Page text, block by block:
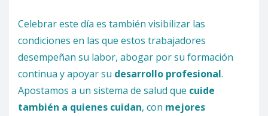
Celebrar este día es también visibilizar las
condiciones en las que estos trabajadores
desempeñan su labor, abogar por su formación
continua y apoyar su desarrollo profesional.
Apostamos a un sistema de salud que cuide
también a quienes cuidan, con mejores